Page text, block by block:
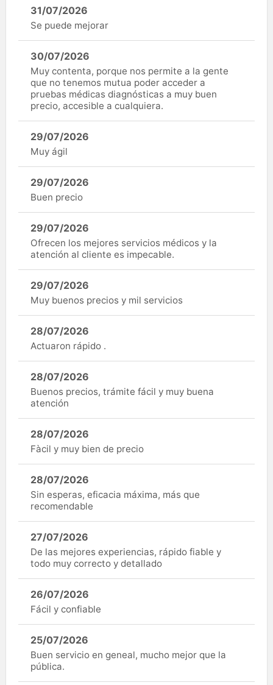
31/07/2026
Se puede mejorar
30/07/2026
Muy contenta, porque nos permite a la gente
que no tenemos mutua poder acceder a
pruebas médicas diagnósticas a muy buen
precio, accesible a cualquiera.
29/07/2026
Muy ágil
29/07/2026
Buen precio
29/07/2026
Ofrecen los mejores servicios médicos y la
atención al cliente es impecable.
29/07/2026
Muy buenos precios y mil servicios
28/07/2026
Actuaron rápido .
28/07/2026
Buenos precios, trámite fácil y muy buena
atención
28/07/2026
Fàcil y muy bien de precio
28/07/2026
Sin esperas, eficacia máxima, más que
recomendable
27/07/2026
De las mejores experiencias, rápido fiable y
todo muy correcto y detallado
26/07/2026
Fácil y confiable
25/07/2026
Buen servicio en geneal, mucho mejor que la
pública.